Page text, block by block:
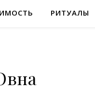
РИТУАЛЫ